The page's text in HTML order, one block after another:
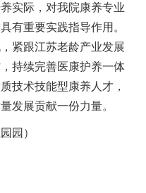
实际，对我院康养专业
具有重要实践指导作用。
紧跟江苏老龄产业发展
持续完善医康护养一体
技术技能型康养人才，
发展贡献一份力量。
园 ）